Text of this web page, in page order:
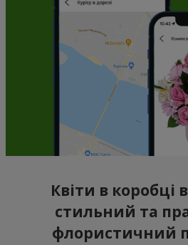
Квіти в коробці
стильний та
флористичний